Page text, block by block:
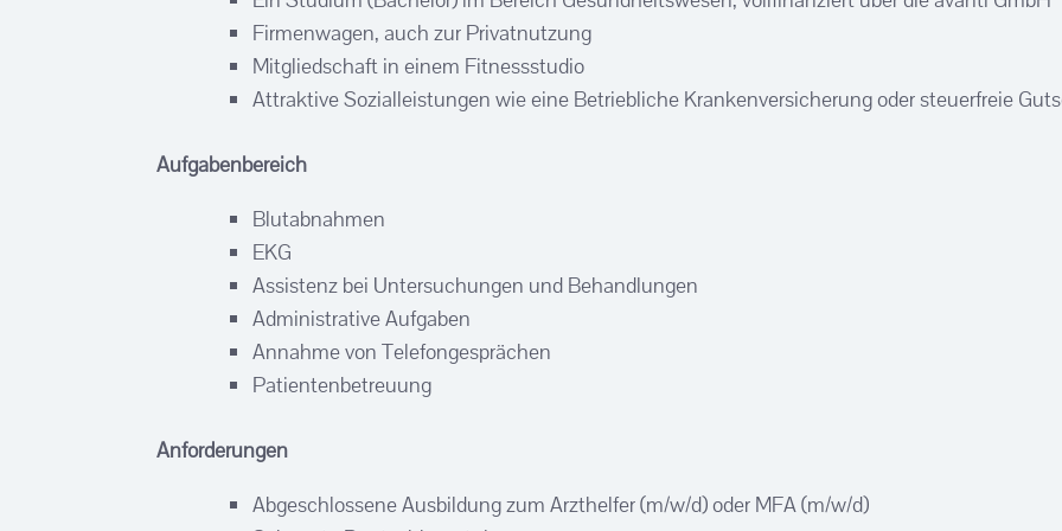
Firmenwagen, auch zur Privatnutzung
Mitgliedschaft in einem Fitnessstudio
Attraktive Sozialleistungen wie eine Betriebliche Krankenversicherung oder steuerfreie
Aufgabenbereich
Blutabnahmen
EKG
Assistenz bei Untersuchungen und Behandlungen
Administrative Aufgaben
Annahme von Telefongesprächen
Patientenbetreuung
Anforderungen
Abgeschlossene Ausbildung zum Arzthelfer (m/w/d) oder MFA (m/w/d)